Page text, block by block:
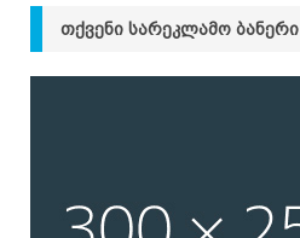
ᲗᲥᲕᲔᲜᲘ ᲡᲐᲠᲔᲙᲚᲐᲛᲝ ᲑᲐᲜᲔᲠᲘ